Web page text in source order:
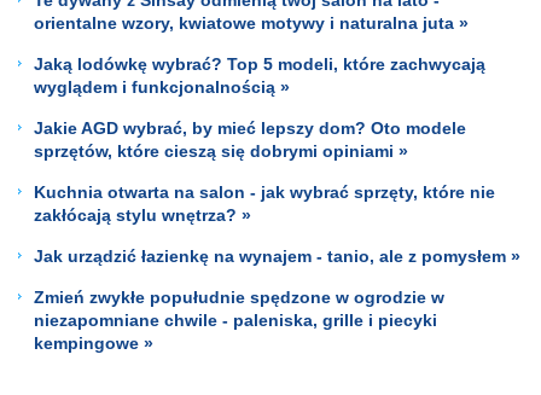
orientalne wzory, kwiatowe motywy i naturalna juta »
Jaką lodówkę wybrać? Top 5 modeli, które zachwycają
wyglądem i funkcjonalnością »
Jakie AGD wybrać, by mieć lepszy dom? Oto modele
sprzętów, które cieszą się dobrymi opiniami »
Kuchnia otwarta na salon - jak wybrać sprzęty, które nie
zakłócają stylu wnętrza? »
Jak urządzić łazienkę na wynajem - tanio, ale z pomysłem »
Zmień zwykłe popułudnie spędzone w ogrodzie w
niezapomniane chwile - paleniska, grille i piecyki
kempingowe »